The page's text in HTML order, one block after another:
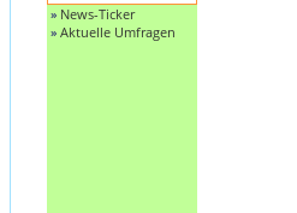
» News-Ticker
» Aktuelle Umfragen